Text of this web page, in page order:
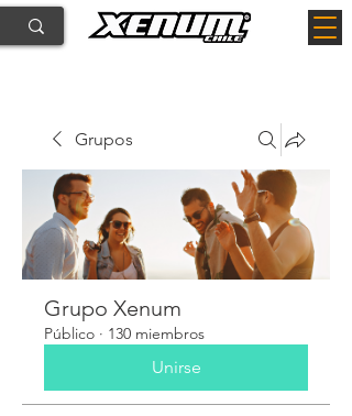
Grupos
Grupo Xenum
Público · 130 miembros
Unirse